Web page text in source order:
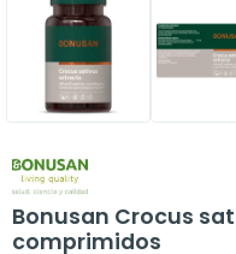
Bonusan Crocus
comprimidos